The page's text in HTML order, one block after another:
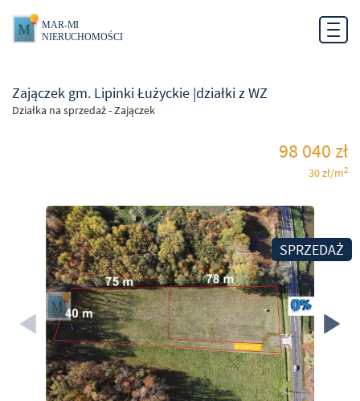
Zajączek gm. Lipinki Łużyckie |działki z WZ
Działka na sprzedaż - Zajączek
98 040 zł
30 zł/m2
SPRZEDAŻ